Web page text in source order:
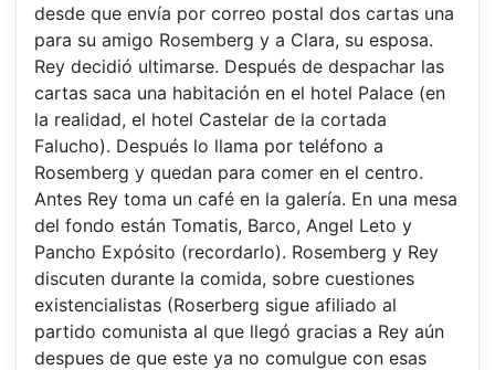
desde que envía por correo postal dos cartas una
para su amigo Rosemberg y a Clara, su esposa.
Rey decidió ultimarse. Después de despachar las
cartas saca una habitación en el hotel Palace (en
la realidad, el hotel Castelar de la cortada
Falucho). Después lo llama por teléfono a
Rosemberg y quedan para comer en el centro.
Antes Rey toma un café en la galería. En una mesa
del fondo están Tomatis, Barco, Angel Leto y
Pancho Expósito (recordarlo). Rosemberg y Rey
discuten durante la comida, sobre cuestiones
existencialistas (Roserberg sigue afiliado al
partido comunista al que llegó gracias a Rey aún
despues de que este ya no comulgue con esas